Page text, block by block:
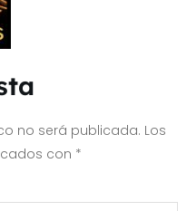
no será publicada. Los
con *